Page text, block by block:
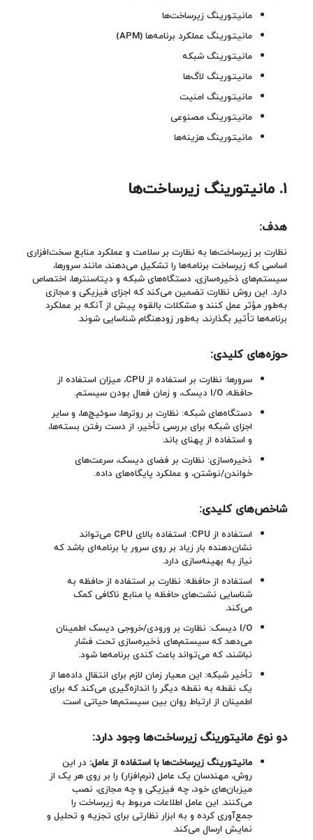
مانیتورینگ زیرساخت‌ها
مانیتورینگ عملکرد برنامه‌ها (APM)
مانیتورینگ شبکه
مانیتورینگ لاگ‌ها
مانیتورینگ امنیت
مانیتورینگ مصنوعی
مانیتورینگ هزینه‌ها
۱. مانیتورینگ زیرساخت‌ها
هدف:
نظارت بر زیرساخت‌ها به نظارت بر سلامت و عملکرد منابع سخت‌افزاری
اساسی که زیرساخت برنامه‌ها را تشکیل می‌دهند، مانند سرورها،
سیستم‌های ذخیره‌سازی، دستگاه‌های شبکه و دیتاسنترها، اختصاص
دارد. این روش نظارت تضمین می‌کند که اجزای فیزیکی و مجازی
به‌طور مؤثر عمل کنند و مشکلات بالقوه پیش از آنکه بر عملکرد
برنامه‌ها تأثیر بگذارند، به‌طور زودهنگام شناسایی شوند.
حوزه‌های کلیدی:
سرورها: نظارت بر استفاده از CPU، میزان استفاده از
حافظه، I/O دیسک، و زمان فعال بودن سیستم.
دستگاه‌های شبکه: نظارت بر روترها، سوئیچ‌ها، و سایر
اجزای شبکه برای بررسی تأخیر، از دست رفتن بسته‌ها،
و استفاده از پهنای باند.
ذخیره‌سازی: نظارت بر فضای دیسک، سرعت‌های
خواندن/نوشتن، و عملکرد پایگاه‌های داده.
شاخص‌های کلیدی:
استفاده از CPU: استفاده بالای CPU می‌تواند
نشان‌دهنده بار زیاد بر روی سرور یا برنامه‌ای باشد که
نیاز به بهینه‌سازی دارد.
استفاده از حافظه: نظارت بر استفاده از حافظه به
شناسایی نشت‌های حافظه یا منابع ناکافی کمک
می‌کند.
I/O دیسک: نظارت بر ورودی/خروجی دیسک اطمینان
می‌دهد که سیستم‌های ذخیره‌سازی تحت فشار
نباشند، که می‌تواند باعث کندی برنامه‌ها شود.
تأخیر شبکه: این معیار زمان لازم برای انتقال داده‌ها از
یک نقطه به نقطه دیگر را اندازه‌گیری می‌کند که برای
اطمینان از ارتباط روان بین سیستم‌ها حیاتی است.
دو نوع مانیتورینگ زیرساخت‌ها وجود دارد:
مانیتورینگ زیرساخت‌ها با استفاده از عامل: در این
روش، مهندسان یک عامل (نرم‌افزار) را بر روی هر یک از
میزبان‌های خود، چه فیزیکی و چه مجازی، نصب
می‌کنند. این عامل اطلاعات مربوط به زیرساخت را
جمع‌آوری کرده و به ابزار نظارتی برای تجزیه و تحلیل و
نمایش ارسال می‌کند.